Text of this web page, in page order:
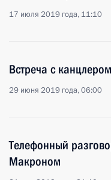
17 июля 2019 года, 11:10
Встреча с
29 июня 2019 года, 06:00
Телефонный
Макроном